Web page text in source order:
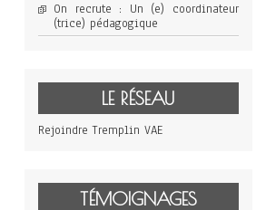
On recrute : Un (e) coordinateur
(trice) pédagogique
LE RÉSEAU
Rejoindre Tremplin VAE
TÉMOIGNAGES